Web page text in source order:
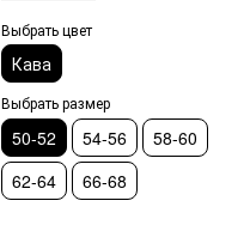
Выбрать цвет
Кава
Выбрать размер
50-52 54-56
58-60
62-64
66-68